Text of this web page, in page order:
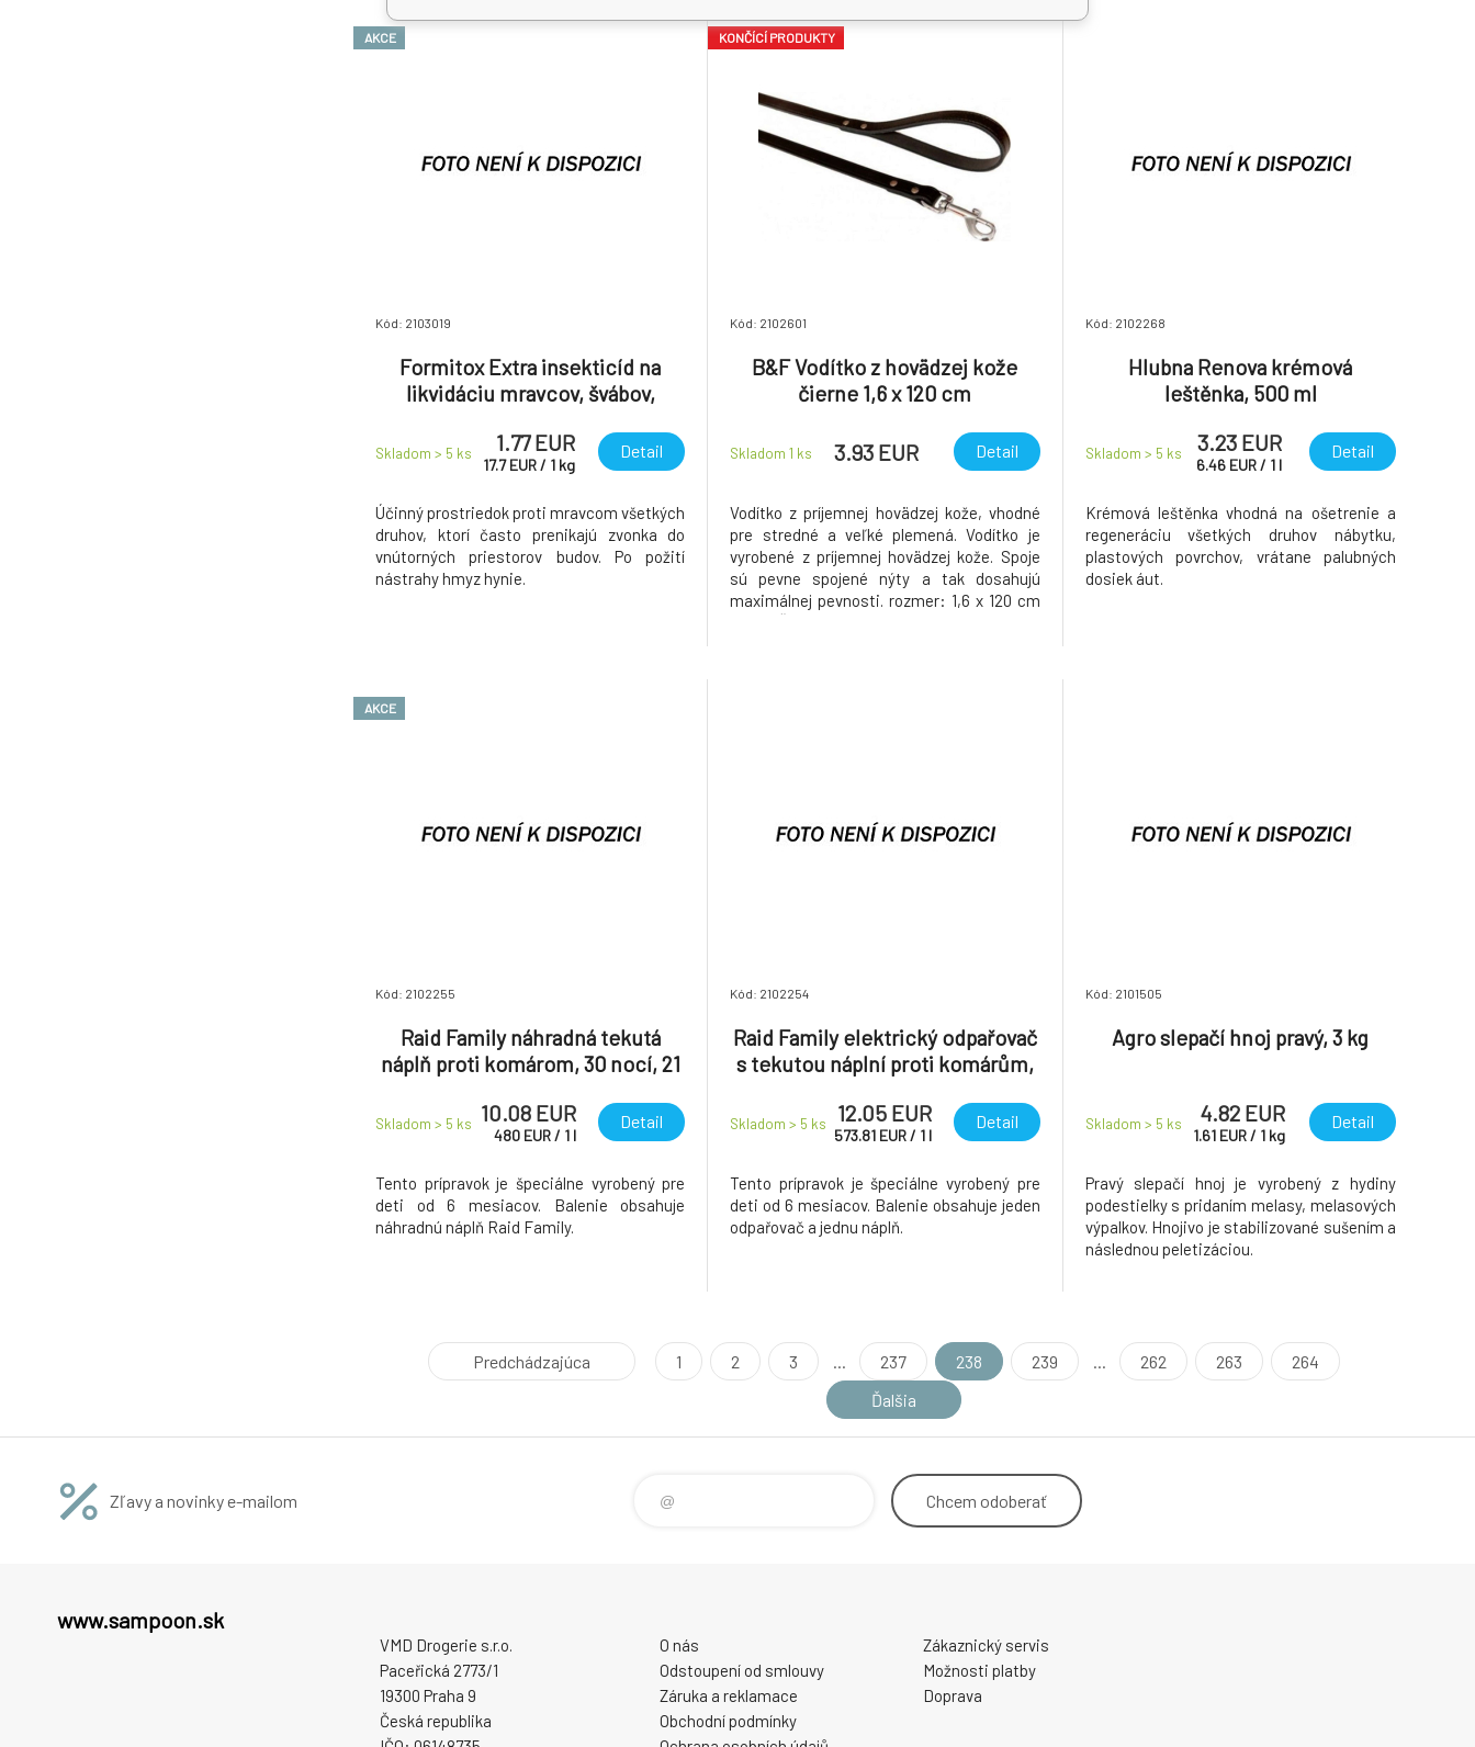
AKCE
Kód: 2103019
Formitox Extra insekticíd na
likvidáciu mravcov, švábov,
Skladom > 5 ks 1.77 EUR
17.7 EUR/ 1 kg
Detail
Účinný prostriedok proti mravcom všetkých
druhov, ktorí často prenikajú zvonka do
vnútorných priestorov budov. Po požití
nástrahy hmyz hynie.
KONČÍCÍ PRODUKTY
Kód: 2102601
B&F Vodítko z hovädzej kože
čierne 1,6 x 120 cm
Skladom 1 ks 3.93 EUR Detail
Vodítko z príjemnej hovädzej kože, vhodné
pre stredné a veľké plemená. Vodítko je
vyrobené z príjemnej hovädzej kože. Spoje
sú pevne spojené nýty a tak dosahujú
maximálnej pevnosti. rozmer: 1,6 x 120 cm
Kód: 2102268
Hlubna Renova krémová
leštěnka, 500 ml
Skladom > 5 ks 3.23 EUR
6.46 EUR/ 1 l
Detail
Krémová leštěnka vhodná na ošetrenie a
regeneráciu všetkých druhov nábytku,
plastových povrchov, vrátane palubných
dosiek áut.
AKCE
Kód: 2102255
Raid Family náhradná tekutá
náplň proti komárom, 30 nocí, 21
Skladom > 5 ks 10.08 EUR
480 EUR/ 1 l
Detail
Tento prípravok je špeciálne vyrobený pre
deti od 6 mesiacov. Balenie obsahuje
náhradnú náplň Raid Family.
Kód: 2102254
Raid Family elektrický odpařovač
s tekutou náplní proti komárům,
Skladom > 5 ks 12.05 EUR
573.81 EUR / 1 l
Detail
Tento prípravok je špeciálne vyrobený pre
deti od 6 mesiacov. Balenie obsahuje jeden
odpařovač a jednu náplň.
Kód: 2101505
Agro slepačí hnoj pravý, 3 kg
Skladom > 5 ks 4.82 EUR
1.61 EUR/ 1 kg
Detail
Pravý slepačí hnoj je vyrobený z hydiny
podestielky s pridaním melasy, melasových
výpalkov. Hnojivo je stabilizované sušením a
následnou peletizáciou.
Predchádzajúca 1 2 3 ... 237 238 239 ... 262 263
264
Ďalšia
Zľavy a novinky e-mailom Chcem odoberať
www.sampoon.sk
VMD Drogerie s.r.o.
Paceřická 2773/1
19300 Praha 9
Česká republika
O nás
Odstoupení od smlouvy
Záruka a reklamace
Obchodní podmínky
Zákaznický servis
Možnosti platby
Doprava